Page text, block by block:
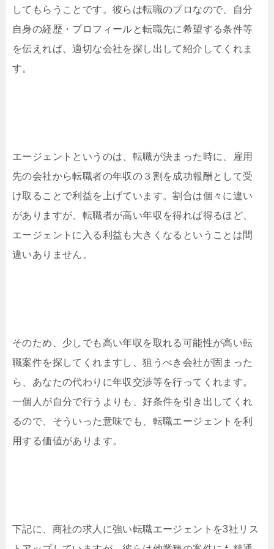
してもらうことです。彼らは転職のプロなので、自分
自身の経歴・プロフィールと転職先に希望する条件等
を伝えれば、適切な会社を探し出して紹介してくれま
す。
エージェントというのは、転職が決まった時に、雇用
先の会社から転職者の年収の３割を成功報酬として受
け取ることで利益を上げています。割合は個々に違い
がありますが、転職者が高い年収を得れば得るほど、
エージェントに入る利益も大きくなるということは間
違いありません。
そのため、少しでも高い年収を取れる可能性が高い転
職案件を探してくれますし、狙うべき会社が固まった
ら、あなたの代わりに年収交渉等を行ってくれます。
一個人が自分で行うよりも、好条件を引き出してくれ
るので、そういった意味でも、転職エージェントを利
用する価値があります。
下記に、商社の求人に強い転職エージェントを3社リス